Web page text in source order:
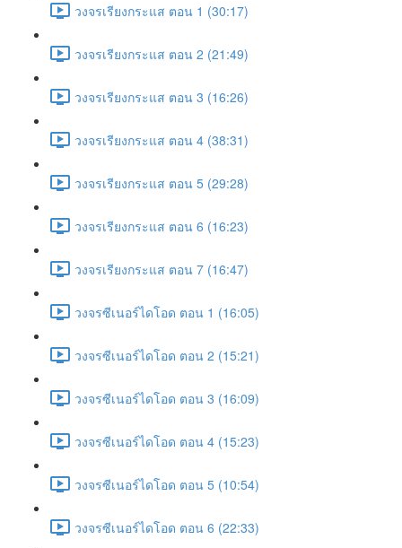
วงจรเรียงกระแส ตอน 1 (30:17)
วงจรเรียงกระแส ตอน 2 (21:49)
วงจรเรียงกระแส ตอน 3 (16:26)
วงจรเรียงกระแส ตอน 4 (38:31)
วงจรเรียงกระแส ตอน 5 (29:28)
วงจรเรียงกระแส ตอน 6 (16:23)
วงจรเรียงกระแส ตอน 7 (16:47)
วงจรซีเนอร์ไดโอด ตอน 1 (16:05)
วงจรซีเนอร์ไดโอด ตอน 2 (15:21)
วงจรซีเนอร์ไดโอด ตอน 3 (16:09)
วงจรซีเนอร์ไดโอด ตอน 4 (15:23)
วงจรซีเนอร์ไดโอด ตอน 5 (10:54)
วงจรซีเนอร์ไดโอด ตอน 6 (22:33)